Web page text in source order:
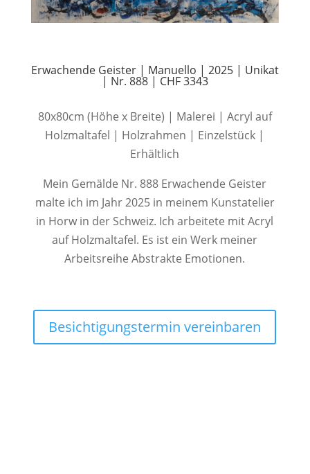
Erwachende Geister | Manuello | 2025 | Unikat
| Nr. 888 | CHF 3343
80x80cm (Höhe x Breite) | Malerei | Acryl auf
Holzmaltafel | Holzrahmen | Einzelstück |
Erhältlich
Mein Gemälde Nr. 888 Erwachende Geister
malte ich im Jahr 2025 in meinem Kunstatelier
in Horw in der Schweiz. Ich arbeitete mit Acryl
auf Holzmaltafel. Es ist ein Werk meiner
Arbeitsreihe Abstrakte Emotionen.
Besichtigungstermin vereinbaren